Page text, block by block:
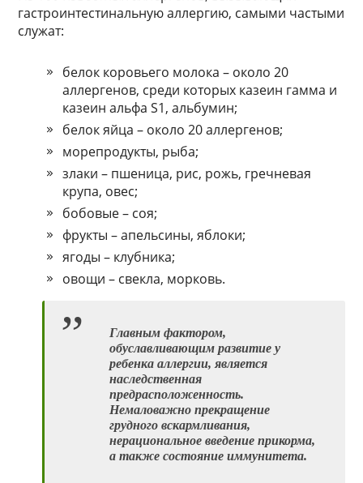
гастроинтестинальную аллергию, самыми частыми
служат:
белок коровьего молока – около 20
аллергенов, среди которых казеин гамма и
казеин альфа S1, альбумин;
белок яйца – около 20 аллергенов;
морепродукты, рыба;
злаки – пшеница, рис, рожь, гречневая
крупа, овес;
бобовые – соя;
фрукты – апельсины, яблоки;
ягоды – клубника;
овощи – свекла, морковь.
Главным фактором,
обуславливающим развитие у
ребенка аллергии, является
наследственная
предрасположенность.
Немаловажно прекращение
грудного вскармливания,
нерациональное введение прикорма,
а также состояние иммунитета.